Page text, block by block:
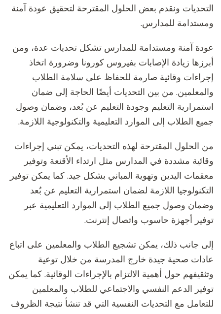
التحديات ونقدم بعض الحلول المقترحة لتحقيق عودة آمنة
ومستدامة للمدارس.
عودة آمنة ومستدامة للمدارس تشكل تحديات عدة، ومن
أبرزها زيادة الإصابات بفيروس كورونا وضرورة اتخاذ
إجراءات وقائية صارمة للحفاظ على سلامة الطلاب
والمعلمين. من بين التحديات أيضًا الحاجة إلى ضمان
استمرارية التعليم وجودة التعليم عن بُعد، وضمان وصول
جميع الطلاب إلى الموارد التعليمية والتكنولوجية اللازمة.
من الحلول المقترحة لهذه التحديات، يمكن تبني إجراءات
وقائية مشددة في المدارس مثل ارتداء الأقنعة وتوفير
معقمات اليدين وتهوية المباني بشكل جيد. كما يمكن توفير
التكنولوجيا اللازمة لضمان استمرارية التعليم عن بُعد
وضمان وصول جميع الطلاب إلى الموارد التعليمية عبر
توفير أجهزة حاسوب واتصال إنترنت.
إلى جانب ذلك، يمكن تشجيع الطلاب والمعلمين على اتباع
عادات صحية جيدة خارج المدرسة من خلال توعية
وتثقيفهم حول أهمية الالتزام بالإجراءات الوقائية. كما يمكن
توفير الدعم النفسي والاجتماعي للطلاب والمعلمين
للتعامل مع التحديات النفسية التي قد تنشأ نتيجة الظروف